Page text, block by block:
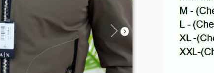
Next